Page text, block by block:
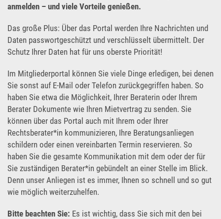
UNSER SERVICE FÜR SIE
anmelden – und viele Vorteile genießen.
Das große Plus: Über das Portal werden Ihre Nachrichten und
Daten passwortgeschützt und verschlüsselt übermittelt. Der
Schutz Ihrer Daten hat für uns oberste Priorität!
Im Mitgliederportal können Sie viele Dinge erledigen, bei denen
Sie sonst auf E-Mail oder Telefon zurückgegriffen haben. So
haben Sie etwa die Möglichkeit, Ihrer Beraterin oder Ihrem
Berater Dokumente wie Ihren Mietvertrag zu senden. Sie
können über das Portal auch mit Ihrem oder Ihrer
Rechtsberater*in kommunizieren, Ihre Beratungsanliegen
schildern oder einen vereinbarten Termin reservieren. So
haben Sie die gesamte Kommunikation mit dem oder der für
Sie zuständigen Berater*in gebündelt an einer Stelle im Blick.
Denn unser Anliegen ist es immer, Ihnen so schnell und so gut
wie möglich weiterzuhelfen.
Bitte beachten Sie: Es ist wichtig, dass Sie sich mit den bei